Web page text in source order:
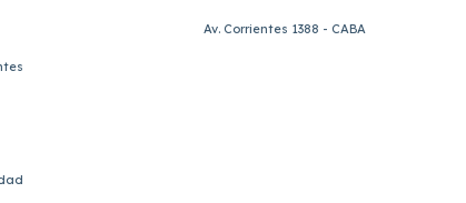
Av. Corrientes 1388 - CABA